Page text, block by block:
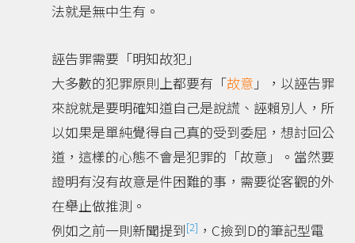
法就是無中生有。
誣告罪需要「明知故犯」
大多數的犯罪原則上都要有「故意 」，以誣告罪
來說就是要明確知道自己是說謊、誣賴別人，所
以如果是單純覺得自己真的受到委屈，想討回公
道，這樣的心態不會是犯罪的「故意」。當然要
證明有沒有故意是件困難的事，需要從客觀的外
在舉止做推測。
例如之前一則新聞提到[2] ，C撿到D的筆記型電